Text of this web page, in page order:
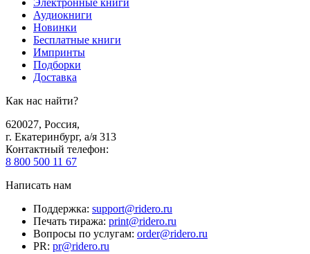
Аудиокниги
Новинки
Бесплатные книги
Импринты
Подборки
Доставка
Как нас найти?
620027, Россия,
г. Екатеринбург, а/я 313
Контактный телефон:
8 800 500 11 67
Написать нам
Поддержка: support@ridero.ru
Печать тиража: print@ridero.ru
Вопросы по услугам: order@ridero.ru
PR: pr@ridero.ru